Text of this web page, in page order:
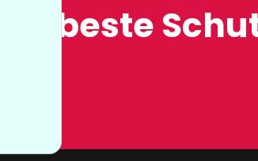
beste